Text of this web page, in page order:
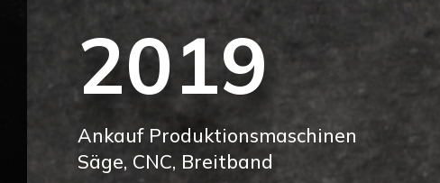
2019
Ankauf Produktionsmaschinen
Säge, CNC, Breitband